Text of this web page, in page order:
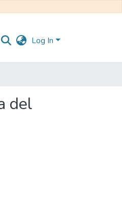
Log In
del